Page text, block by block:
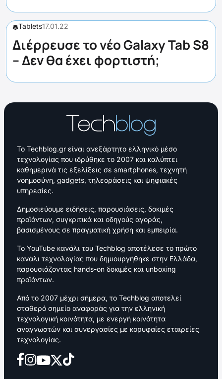
Tablets17.01.22
Διέρρευσε το νέο Galaxy Tab S8
– Δεν θα έχει φορτιστή;
Το Techblog.gr είναι ανεξάρτητο ελληνικό μέσο
τεχνολογίας που ιδρύθηκε το 2007 και καλύπτει
καθημερινά τις εξελίξεις σε smartphones, τεχνητή
νοημοσύνη, gadgets, τηλεοράσεις και ψηφιακές
υπηρεσίες.
Δημοσιεύουμε ειδήσεις, παρουσιάσεις, δοκιμές
προϊόντων, συγκριτικά και οδηγούς αγοράς,
βασισμένους σε πραγματική χρήση και εμπειρία.
Το YouTube κανάλι του Techblog αποτέλεσε το πρώτο
κανάλι τεχνολογίας που δημιουργήθηκε στην Ελλάδα,
παρουσιάζοντας hands-on δοκιμές και unboxing
προϊόντων.
Από το 2007 μέχρι σήμερα, το Techblog αποτελεί
σταθερό σημείο αναφοράς για την ελληνική
τεχνολογική κοινότητα, με ενεργή κοινότητα
αναγνωστών και συνεργασίες με κορυφαίες εταιρείες
τεχνολογίας.